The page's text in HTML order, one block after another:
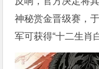
神秘赏金晋级赛，
军可获得“十二生肖